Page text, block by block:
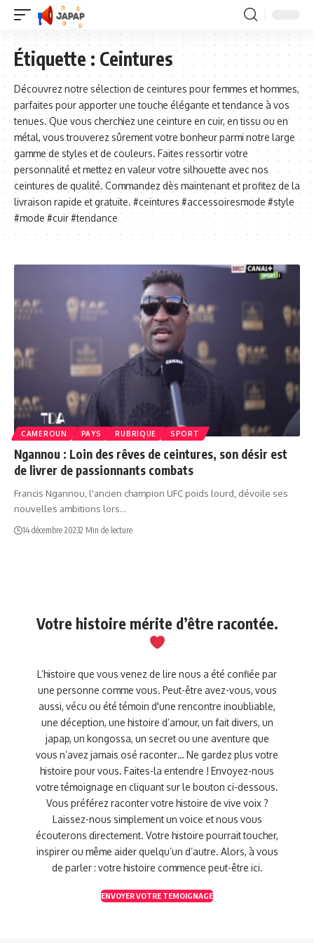
Étiquette :Ceintures
Découvrez notre sélection de ceintures pour femmes et hommes,
parfaites pour apporter une touche élégante et tendance à vos
tenues. Que vous cherchiez une ceinture en cuir, en tissu ou en
métal, vous trouverez sûrement votre bonheur parmi notre large
gamme de styles et de couleurs. Faites ressortir votre
personnalité et mettez en valeur votre silhouette avec nos
ceintures de qualité. Commandez dès maintenant et profitez de la
livraison rapide et gratuite. #ceintures #accessoiresmode #style
#mode #cuir #tendance
CAMEROUN PAYS RUBRIQUE SPORT
Ngannou : Loin des rêves de ceintures, son désir est
de livrer de passionnants combats
Francis Ngannou, l'ancien champion UFC poids lourd, dévoile ses
nouvelles ambitions lors…
14 décembre 20232 Min de lecture
Votre histoire mérite d’être racontée.
L’histoire que vous venez de lire nous a été confiée par
une personne comme vous. Peut-être avez-vous, vous
aussi, vécu ou été témoin d'une rencontre inoubliable,
une déception, une histoire d’amour, un fait divers, un
japap, un kongossa, un secret ou une aventure que
vous n’avez jamais osé raconter… Ne gardez plus votre
histoire pour vous. Faites-la entendre ! Envoyez-nous
votre témoignage en cliquant sur le bouton ci-dessous.
Vous préférez raconter votre histoire de vive voix ?
Laissez-nous simplement un voice et nous vous
écouterons directement. Votre histoire pourrait toucher,
inspirer ou même aider quelqu’un d’autre. Alors, à vous
de parler : votre histoire commence peut-être ici.
ENVOYER VOTRE TEMOIGNAGE